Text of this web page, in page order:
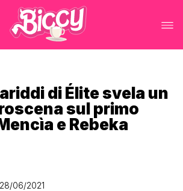
di Élite svela un
sul primo
e Rebeka
28/06/2021